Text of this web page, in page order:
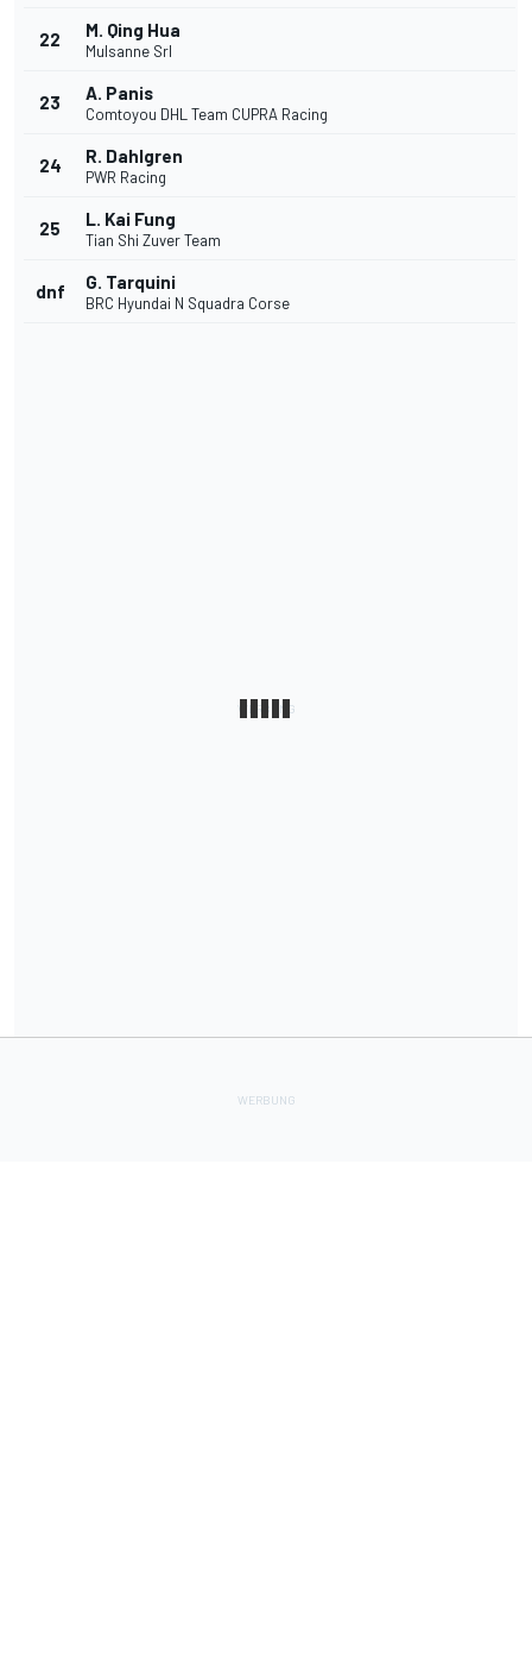
22 M. Qing Hua
Mulsanne Srl
23 A. Panis
Comtoyou DHL Team CUPRA Racing
24 R. Dahlgren
PWR Racing
25 L. Kai Fung
Tian Shi Zuver Team
dnf G. Tarquini
BRC Hyundai N Squadra Corse